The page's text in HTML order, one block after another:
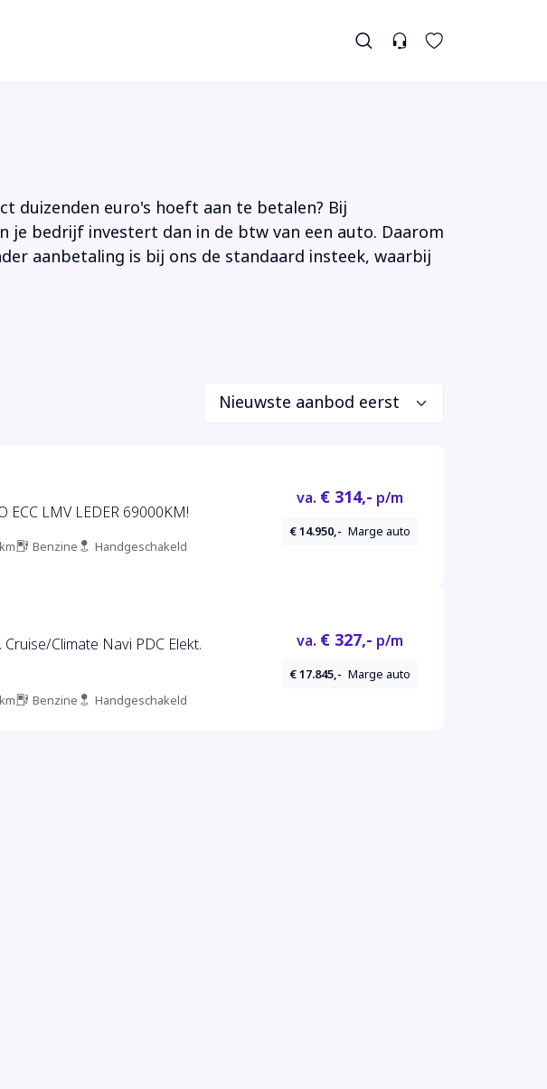
duizenden euro's hoeft aan te betalen? Bij
bedrijf investert dan in de btw van een auto. Daarom
aanbetaling is bij ons de standaard insteek, waarbij
ECC LMV LEDER 69000KM!
Benzine Handgeschakeld
va. € 314,- p/m
€ 14.950,- Marge auto
Cruise/Climate Navi PDC Elekt.
Benzine Handgeschakeld
va. € 327,- p/m
€ 17.845,- Marge auto